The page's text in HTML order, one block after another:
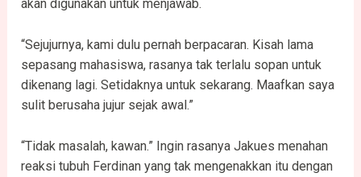
akan digunakan untuk menjawab.
“Sejujurnya, kami dulu pernah berpacaran. Kisah lama
sepasang mahasiswa, rasanya tak terlalu sopan untuk
dikenang lagi. Setidaknya untuk sekarang. Maafkan saya
sulit berusaha jujur sejak awal.”
“Tidak masalah, kawan.” Ingin rasanya Jakues menahan
reaksi tubuh Ferdinan yang tak mengenakkan itu dengan